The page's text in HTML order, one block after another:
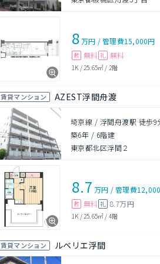
8万円 /管理費15,000円
敷 無料 礼 無料
1K / 25.65㎡ / 2階
賃貸マンション AZEST浮間舟渡
埼京線 / 浮間舟渡駅 徒歩9
築6年 / 6階建
東京都北区浮間２
8.7 万円 /管理費
敷 無料 礼 8.7万円
1K / 25.65㎡ / 4階
賃貸マンション ルベリエ浮間